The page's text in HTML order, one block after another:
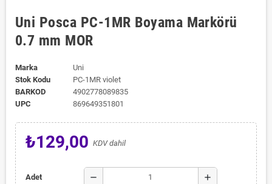
Uni Posca PC-1MR Boyama Markörü
0.7 mm MOR
Marka
Uni
Stok Kodu
PC-1MR violet
BARKOD
4902778089835
UPC
869649351801
₺129,00 KDV dahil
Adet remove add